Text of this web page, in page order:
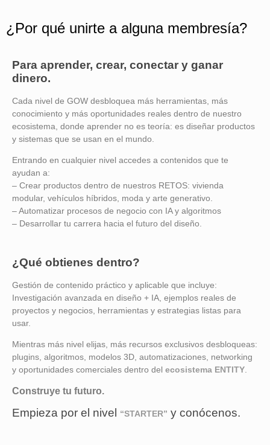
¿Por qué unirte a alguna membresía?
Para aprender, crear, conectar y ganar
dinero.
Cada nivel de GOW desbloquea más herramientas, más
conocimiento y más oportunidades reales dentro de nuestro
ecosistema, donde aprender no es teoría: es diseñar productos
y sistemas que se usan en el mundo.
Entrando en cualquier nivel accedes a contenidos que te
ayudan a:
– Crear productos dentro de nuestros RETOS: vivienda
modular, vehículos híbridos, moda y arte generativo.
– Automatizar procesos de negocio con IA y algoritmos
– Desarrollar tu carrera hacia el futuro del diseño.
¿Qué obtienes dentro?
Gestión de contenido práctico y aplicable que incluye:
Investigación avanzada en diseño + IA, ejemplos reales de
proyectos y negocios, herramientas y estrategias listas para
usar.
Mientras más nivel elijas, más recursos exclusivos desbloqueas:
plugins, algoritmos, modelos 3D, automatizaciones, networking
y oportunidades comerciales dentro del ecosistema ENTITY
Construye tu futuro.
Empieza por el nivel “STARTER” y conócenos.